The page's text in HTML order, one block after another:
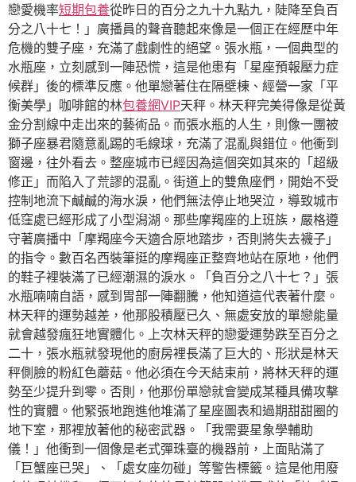
戀愛機率短期包養從昨日的百分之九十九點九，陡降至負百
分之八十七！」廣播員的聲音聽起來像是一個正在經歷中年
危機的雙子座，充滿了戲劇性的絕望。張水瓶，一個典型的
水瓶座，立刻感到一陣恐慌，這是他患有「星座預報壓力症
候群」後的標準反應。他單戀著住在隔壁棟、經營一家「平
衡美學」咖啡館的林包養網VIP天秤。林天秤完美得像是從黃
金分割線中走出來的藝術品。而張水瓶的人生，則像一團被
獅子座暴君隨意亂踢的毛線球，充滿了混亂與錯位。他衝到
窗邊，往外看去。整座城市已經因為這個突如其來的「超級
修正」而陷入了荒謬的混亂。街道上的雙魚座們，開始不受
控制地流下鹹鹹的海水淚，他們無法停止地哭泣，導致城市
低窪處已經形成了小型潟湖。那些摩羯座的上班族，嚴格遵
守著廣播中「摩羯座今天適合原地踏步，否則將失去襪子」
的指令。數百名西裝筆挺的摩羯座正整齊地站在原地，他們
的鞋子裡裝滿了已經潮濕的淚水。「負百分之八十七？」張
水瓶喃喃自語，感到胃部一陣翻騰，他知道這代表著什麼。
林天秤的運勢越差，他那股積壓已久、無處安放的單戀能量
就會越發瘋狂地實體化。上次林天秤的戀愛運勢跌至百分之
二十，張水瓶就發現他的廚房裡長滿了巨大的、形狀是林天
秤側臉的粉紅色蘑菇。他必須在今天結束前，將林天秤的運
勢至少提升到零。否則，他那份單戀就會變成某種具備攻擊
性的實體。他緊張地跑進他堆滿了星座圖表和過期甜甜圈的
地下室，那裡放著他的秘密武器。「我需要星象學輔助
儀！」他衝到一個像是老式彈珠臺的機器前，上面貼滿了
「巨蟹座已哭」、「處女座勿碰」等警告標籤。這是他用廢